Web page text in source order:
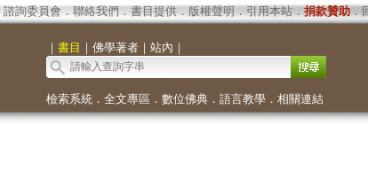
諮詢委員會． 聯絡我們 ． 書目提供． 版權聲明 ． 引用本站． 捐款贊助．
｜ 書目 ｜ 佛學著者｜ 站內 ｜
檢索系統． 全文專區 ． 數位佛典． 語言教學． 相關連結